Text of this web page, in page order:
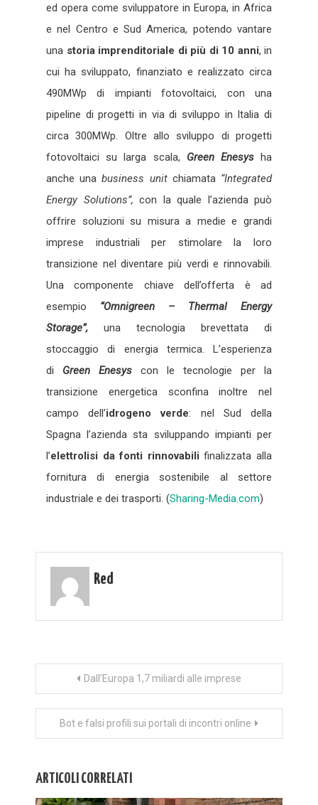
ed opera come sviluppatore in Europa, in Africa
e nel Centro e Sud America, potendo vantare
una storia imprenditoriale di più di 10 anni, in
cui ha sviluppato, finanziato e realizzato circa
490MWp di impianti fotovoltaici, con una
pipeline di progetti in via di sviluppo in Italia di
circa 300MWp. Oltre allo sviluppo di progetti
fotovoltaici su larga scala, Green Enesysha
anche unabusiness unitchiamata “Integrated
Energy Solutions”, con la quale l’azienda può
offrire soluzioni su misura a medie e grandi
imprese industriali per stimolare la loro
transizione nel diventare più verdi e rinnovabili.
Una componente chiave dell’offerta è ad
esempio “Omnigreen – Thermal Energy
Storage”, una tecnologia brevettata di
stoccaggio di energia termica. L’esperienza
di Green Enesys con le tecnologie per la
transizione energetica sconfina inoltre nel
campo dell’idrogeno verde: nel Sud della
Spagna l’azienda sta sviluppando impianti per
l’elettrolisi da fonti rinnovabili finalizzata alla
fornitura di energia sostenibile al settore
industriale e dei trasporti. (Sharing-Media.com)
Red
Navigazione
articoli
Dall’Europa 1,7 miliardi alle imprese
Bot e falsi profili sui portali di incontri online
ARTICOLI CORRELATI